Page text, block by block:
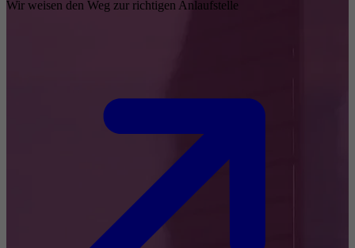
Wir weisen den Weg zur richtigen Anlaufstelle